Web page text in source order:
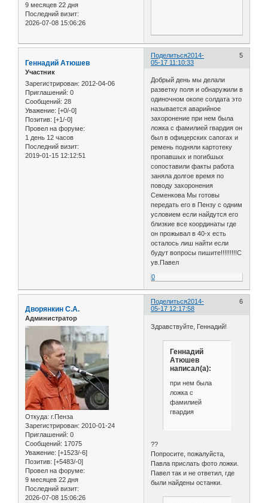
9 месяцев 22 дня
Последний визит:
2026-07-08 15:06:26
Поделиться 5
2014-
05-17 11:10:33
Геннадий Атюшев
Участник
Зарегистрирован: 2012-04-06
Приглашений: 0
Сообщений: 28
Уважение: [+0/-0]
Позитив: [+1/-0]
Провел на форуме:
1 день 12 часов
Последний визит:
2019-01-15 12:12:51
Добрый день мы делали
разветку поля и обнаружили в
одиночном окопе солдата это
называется аварийное
захоронение при нем была
ложка с фамилией гвардия он
был в офицерских сапогах и
ремень подняли картотеку
пропавшых и погибшых
сопоставили факты работа
заняла долгое время по
поводу захоронения
Семенкова Мы готовы
передать его в Пензу с одним
условием если найдутся его
близкие все координаты где
он прожывал в 40-х есть
осталось лиш найти если
будут вопросы пишите!!!!!!!!!С
ув.Павел
0
Поделиться 6
2014-
05-17 12:17:58
Дворянкин С.А.
Администратор
Откуда: г.Пенза
Зарегистрирован: 2010-01-24
Приглашений: 0
Сообщений: 17075
Уважение: [+1523/-6]
Позитив: [+5483/-0]
Провел на форуме:
9 месяцев 22 дня
Последний визит:
2026-07-08 15:06:26
Здравствуйте, Геннадий!
Геннадий
Атюшев
написал(а):
при нем была
ложка с
фамилией
гвардия
??
Попросите, пожалуйста,
Павла прислать фото ложки.
Павел так и не ответил, где
были найдены останки.